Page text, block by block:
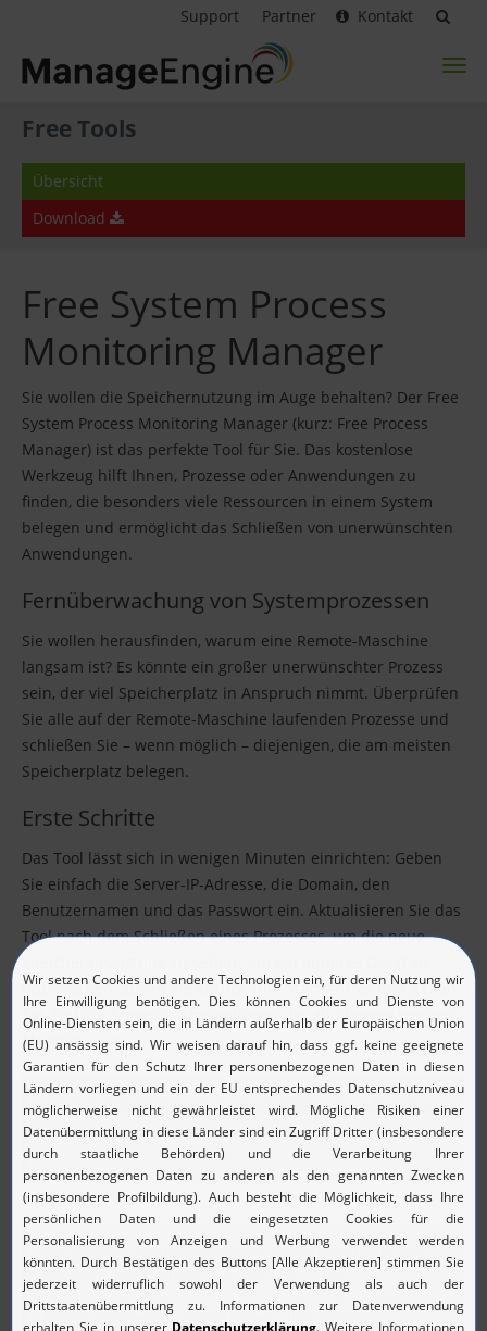
Support Partner Kontakt
Free Tools
Übersicht
Download
Free System Process
Monitoring Manager
Sie wollen die Speichernutzung im Auge behalten? Der Free
System Process Monitoring Manager (kurz: Free Process
Manager) ist das perfekte Tool für Sie. Das kostenlose
Werkzeug hilft Ihnen, Prozesse oder Anwendungen zu
finden, die besonders viele Ressourcen in einem System
belegen und ermöglicht das Schließen von unerwünschten
Anwendungen.
Fernüberwachung von Systemprozessen
Sie wollen herausfinden, warum eine Remote-Maschine
langsam ist? Es könnte ein großer unerwünschter Prozess
sein, der viel Speicherplatz in Anspruch nimmt. Überprüfen
Sie alle auf der Remote-Maschine laufenden Prozesse und
schließen Sie – wenn möglich – diejenigen, die am meisten
Speicherplatz belegen.
Erste Schritte
Das Tool lässt sich in wenigen Minuten einrichten: Geben
Sie einfach die Server-IP-Adresse, die Domain, den
Benutzernamen und das Passwort ein. Aktualisieren Sie das
Tool nach dem Schließen eines Prozesses, um die neue
überwachen, gehen Sie zurück zum Startfenster und geben
Sie dort die Anmeldeinformationen der zu überwachenden
Maschine ein.
Weitere Informationen zur Erstkonfiguration finden Sie
auf derenglischen Seite des Herstellers.
Sie suchen umfangreichere Funktionen für das
Server-Monitoring? DieNetzwerk- und IT-
Infrastruktur-Monitoring-Lösung OpManager
bietet zahlreiche Funktionen, darunter: